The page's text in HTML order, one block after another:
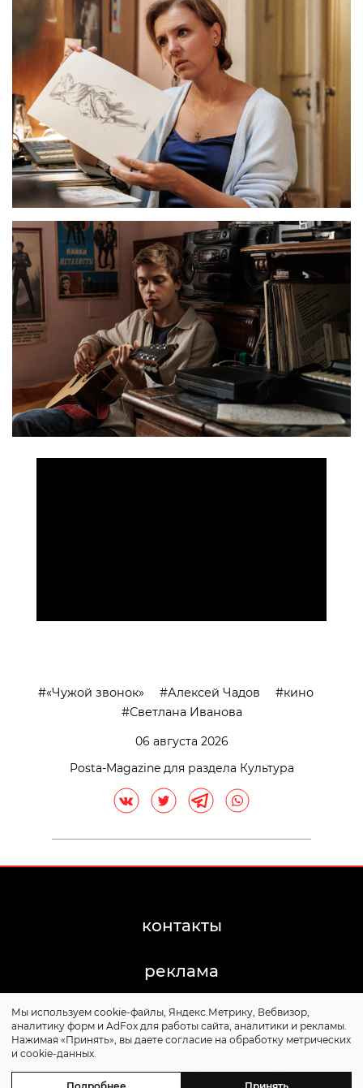
«Чужой звонок» Алексей Чадов
кино
Светлана Иванова
06 августа 2026
Posta-Magazine для раздела Культура
контакты
реклама
©2011-2026 Posta-Magazine
Сайт может содержать контент, не предназначенный
для лиц младше 16 лет.
Политика обработки персональных данных
Мы используем cookie-файлы, Яндекс.Метрику, Вебвизор,
аналитику форм и AdFox для работы сайта, аналитики и рекламы.
Нажимая «Принять», вы даете согласие на обработку метрических
и cookie-данных.